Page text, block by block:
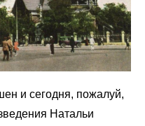
и сегодня, пожалуй,
Натальи